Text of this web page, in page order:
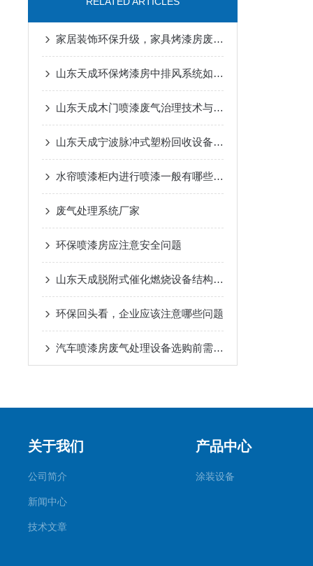
家居装饰环保升级，家具烤漆房废气处理设备的革新
山东天成环保烤漆房中排风系统如何计算
山东天成木门喷漆废气治理技术与设备
山东天成宁波脉冲式塑粉回收设备-多工位塑粉回收机
水帘喷漆柜内进行喷漆一般有哪些主要流程
废气处理系统厂家
环保喷漆房应注意安全问题
山东天成脱附式催化燃烧设备结构特征详解
环保回头看，企业应该注意哪些问题
汽车喷漆房废气处理设备选购前需要考虑哪些因素
关于我们
公司简介
新闻中心
技术文章
产品中心
涂装设备